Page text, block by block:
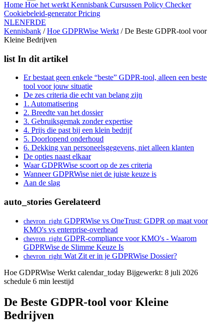
Home Hoe het werkt Kennisbank Cursussen Policy Checker
Cookiebeleid-generatorPricing
NLENFRDE
Kennisbank / Hoe GDPRWise Werkt / De Beste GDPR-tool voor
Kleine Bedrijven
list In dit artikel
Er bestaat geen enkele “beste” GDPR-tool, alleen een beste
tool voor jouw situatie
De zes criteria die echt van belang zijn
1. Automatisering
2. Breedte van het dossier
3. Gebruiksgemak zonder expertise
4. Prijs die past bij een klein bedrijf
5. Doorlopend onderhoud
6. Dekking van personeelsgegevens, niet alleen klanten
De opties naast elkaar
Waar GDPRWise scoort op de zes criteria
Wanneer GDPRWise niet de juiste keuze is
Aan de slag
auto_stories Gerelateerd
chevron_right GDPRWise vs OneTrust: GDPR op maat voor
KMO's vs enterprise-overhead
chevron_right GDPR-compliance voor KMO's - Waarom
GDPRWise de Slimme Keuze Is
chevron_right Wat Zit er in je GDPRWise Dossier?
Hoe GDPRWise Werkt calendar_today Bijgewerkt: 8 juli 2026
schedule 6 min leestijd
De Beste GDPR-tool voor Kleine
Bedrijven